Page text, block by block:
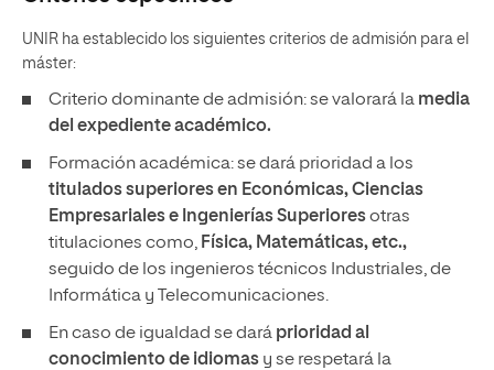
UNIR ha establecido los siguientes criterios de admisión para el
máster:
Criterio dominante de admisión: se valorará la media
del expediente académico.
Formación académica: se dará prioridad a los
titulados superiores en Económicas, Ciencias
Empresariales e Ingenierías Superioresotras
titulaciones como, Física, Matemáticas, etc.,
seguido de los ingenieros técnicos Industriales, de
Informática y Telecomunicaciones.
En caso de igualdad se dará prioridad al
conocimiento de idiomas y se respetará la